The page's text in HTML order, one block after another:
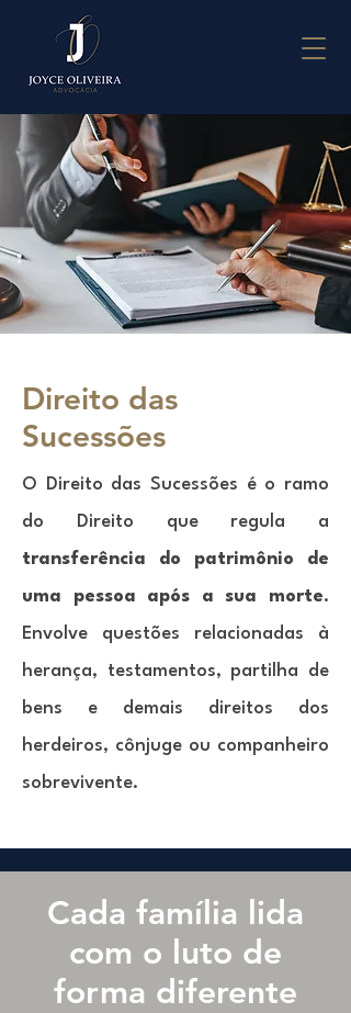
Direito das
Sucessões
O Direito das Sucessões é o ramo
do Direito que regula a
transferência do patrimônio de
uma pessoa após a sua morte.
Envolve questões relacionadas à
herança, testamentos, partilha de
bens e demais direitos dos
herdeiros, cônjuge ou companheiro
sobrevivente.
Cada família lida
com o luto de
forma diferente